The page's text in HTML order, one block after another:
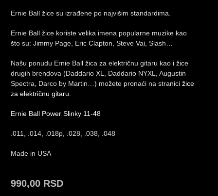
Ernie Ball žice su izrađene po najvišim standardima.
Ernie Ball žice koriste velika imena popularne muzike kao
što su: Jimmy Page, Eric Clapton, Steve Vai, Slash…
Našu ponudu Ernie Ball žica za električnu gitaru kao i žice
drugih brendova (Daddario XL, Daddario NYXL, Augustin
Spectra, Darco by Martin…) možete pronaći na stranicižice
za električnu gitaru.
Ernie Ball Power Slinky 11-48
.011, .014, .018p, .028, .038, .048
Made in USA
990,00 RSD